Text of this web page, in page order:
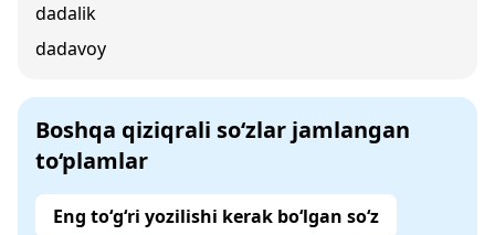
dadalik
dadavoy
Boshqa qiziqrali so‘zlar jamlangan
to‘plamlar
Eng to‘g‘ri yozilishi kerak bo‘lgan so‘z